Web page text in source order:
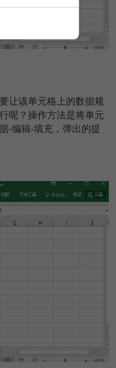
让该单元格上的数据规
呢？操作方法是将单元
-编辑-填充，弹出的提